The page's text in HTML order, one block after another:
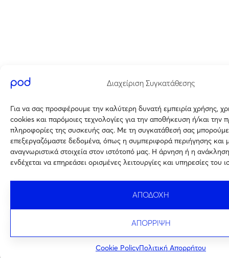
Διαχείριση Συγκατάθεσης
Για να σας προσφέρουμε την καλύτερη δυνατή εμπειρία χρήσης,
cookies και παρόμοιες τεχνολογίες για την αποθήκευση ή/και την
πληροφορίες της συσκευής σας. Με τη συγκατάθεσή σας
επεξεργαζόμαστε δεδομένα, όπως η συμπεριφορά περιήγησης και
αναγνωριστικά στοιχεία στον ιστότοπό μας. Η άρνηση ή η
ενδέχεται να επηρεάσει ορισμένες λειτουργίες και υπηρεσίες του
ΑΠΟΔΟΧΗ
ΑΠΟΡΡΙΨΗ
Cookie PolicyΠολιτική Απορρήτου